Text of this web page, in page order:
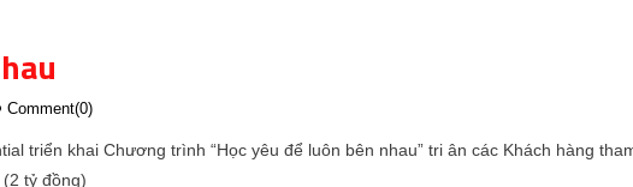
Comment(0)
triển khai Chương trình “Học yêu để luôn bên nhau” tri ân các Khách hàng
tỷ đồng)